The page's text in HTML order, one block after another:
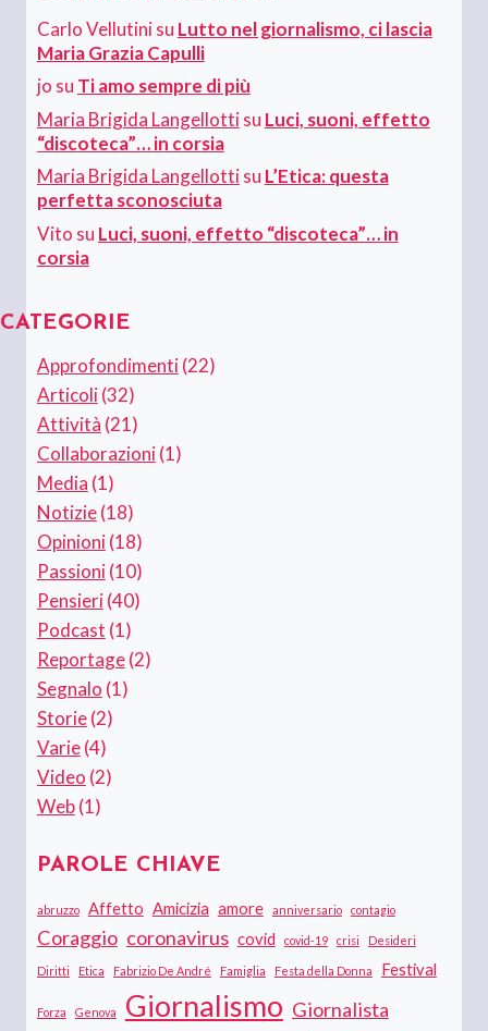
Carlo Vellutinisu Lutto nel giornalismo, ci lascia
Maria Grazia Capulli
jo su Ti amo sempre di più
Maria Brigida Langellottisu Luci, suoni, effetto
“discoteca”… in corsia
Maria Brigida Langellottisu L’Etica: questa
perfetta sconosciuta
Vito su Luci, suoni, effetto “discoteca”… in
corsia
CATEGORIE
Approfondimenti(22)
Articoli(32)
Attività (21)
Collaborazioni(1)
Media (1)
Notizie(18)
Opinioni(18)
Passioni(10)
Pensieri(40)
Podcast (1)
Reportage(2)
Segnalo (1)
Storie(2)
Varie(4)
Video (2)
Web(1)
PAROLE CHIAVE
abruzzo Affetto Amicizia amore anniversario contagio
Coraggio coronavirus covid covid-19 crisi Desideri
Diritti Etica Fabrizio De André Famiglia Festa della Donna Festival
Forza Genova Giornalismo Giornalista